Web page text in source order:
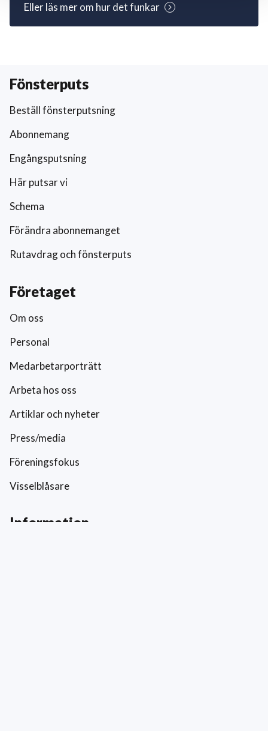
Eller läs mer om hur det funkar
Fönsterputs
Beställ fönsterputsning
Abonnemang
Engångsputsning
Här putsar vi
Schema
Förändra abonnemanget
Rutavdrag och fönsterputs
Företaget
Om oss
Personal
Medarbetarporträtt
Arbeta hos oss
Artiklar och nyheter
Press/media
Föreningsfokus
Visselblåsare
Information